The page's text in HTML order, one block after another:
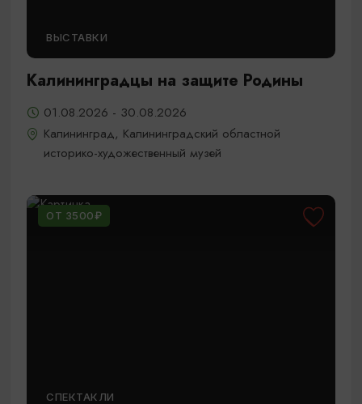
ВЫСТАВКИ
Калининградцы на защите Родины
01.08.2026 - 30.08.2026
Калининград, Калининградский областной
историко-художественный музей
ОТ 3500₽
СПЕКТАКЛИ